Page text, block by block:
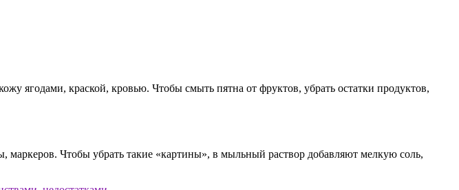
ягодами, краской, кровью. Чтобы смыть пятна от фруктов, убрать остатки продуктов,
маркеров. Чтобы убрать такие «картины», в мыльный раствор добавляют мелкую соль,